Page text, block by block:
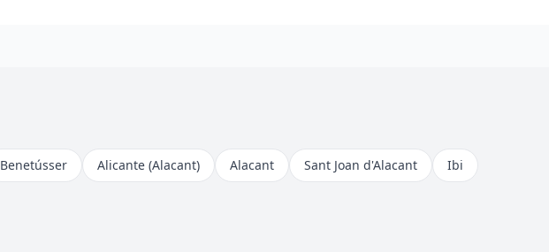
Benetússer Alicante (Alacant) Alacant Sant Joan d'Alacant
Ibi